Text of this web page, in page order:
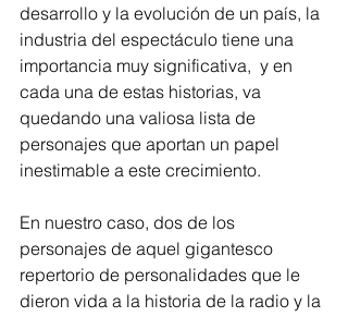
desarrollo y la evolución de un país, la
industria del espectáculo tiene una
importancia muy significativa,  y en
cada una de estas historias, va
quedando una valiosa lista de
personajes que aportan un papel
inestimable a este crecimiento.
En nuestro caso, dos de los
personajes de aquel gigantesco
repertorio de personalidades que le
dieron vida a la historia de la radio y la